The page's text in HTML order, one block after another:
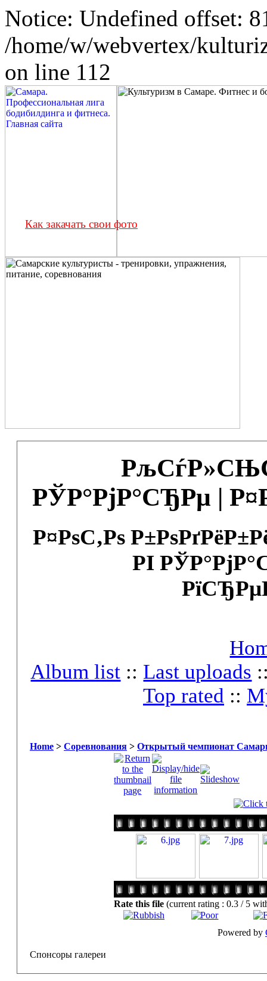
Notice: Undefined offset:
/home/w/webvertex/
on line 112
РЎР°РјР°СЂРµ |
Р¤РѕС‚Рѕ
РІ
Album list :: Last uploads
Top rated ::
Home > Соревнования > Открытый чемпионат
Rate this file (current rating : 0.3 / 5
Powered by
Спонсоры галереи
Как закачать свои фото